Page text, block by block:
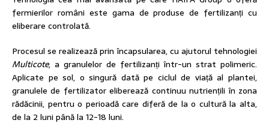
fermierilor români este gama de produse de fertilizanți cu
eliberare controlată.
Procesul se realizează prin încapsularea, cu ajutorul tehnologiei
Multicote, a granulelor de fertilizanți într-un strat polimeric.
Aplicate pe sol, o singură dată pe ciclul de viață al plantei,
granulele de fertilizator eliberează continuu nutriențili în zona
rădăcinii, pentru o perioadă care diferă de la o cultură la alta,
de la 2 luni până la 12-18 luni.